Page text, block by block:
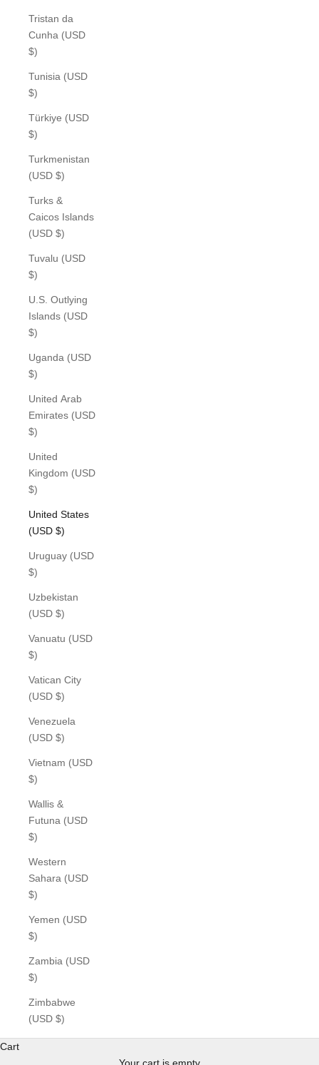
Tristan da
Cunha (USD
$)
Tunisia (USD
$)
Türkiye (USD
$)
Turkmenistan
(USD $)
Turks &
Caicos Islands
(USD $)
Tuvalu (USD
$)
U.S. Outlying
Islands (USD
$)
Uganda (USD
$)
United Arab
Emirates (USD
$)
United
Kingdom (USD
$)
United States
(USD $)
Uruguay (USD
$)
Uzbekistan
(USD $)
Vanuatu (USD
$)
Vatican City
(USD $)
Venezuela
(USD $)
Vietnam (USD
$)
Wallis &
Futuna (USD
$)
Western
Sahara (USD
$)
Yemen (USD
$)
Zambia (USD
$)
Zimbabwe
(USD $)
Cart
Your cart is empty